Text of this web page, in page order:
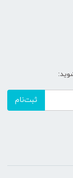
ثبت‌نام